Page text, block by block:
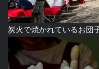
炭火で焼かれているお団